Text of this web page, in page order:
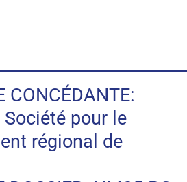
CONCÉDANTE:
Société pour le
régional de